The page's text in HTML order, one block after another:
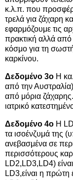
κ.λ.π. που
τρελά για ζάχαρη
εφαρμόζουμε τις
πρακτική αλλά
κόσμο για τη σωστή
καρκίνου.
Δεδομένο 3ο Η
από την
από μόρια
ιατρικό
Δεδομένο 4ο Η
τα ισοένζυμά της
ανεβασμένα σε
περισσότερους
LD2,LD3,LD4)
LD3,είναι η πρώτη